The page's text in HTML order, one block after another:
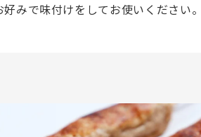
みで味付けをしてお使いください。